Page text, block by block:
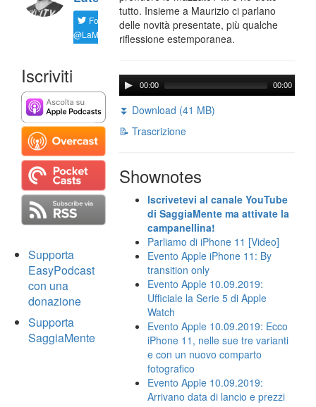
Follow
@LaMaxImages
Iscriviti
Supporta
EasyPodcast
con una
donazione
Supporta
SaggiaMente
tutto. Insieme a Maurizio ci parlano
delle novità presentate, più qualche
riflessione estemporanea.
00:00 00:00
⏬ Download (41 MB)
📝 Trascrizione
Shownotes
Iscrivetevi al canale YouTube
di SaggiaMente ma attivate la
campanellina!
Parliamo di iPhone 11 [Video]
Evento Apple iPhone 11: By
transition only
Evento Apple 10.09.2019:
Ufficiale la Serie 5 di Apple
Watch
Evento Apple 10.09.2019: Ecco
iPhone 11, nelle sue tre varianti
e con un nuovo comparto
fotografico
Evento Apple 10.09.2019:
Arrivano data di lancio e prezzi